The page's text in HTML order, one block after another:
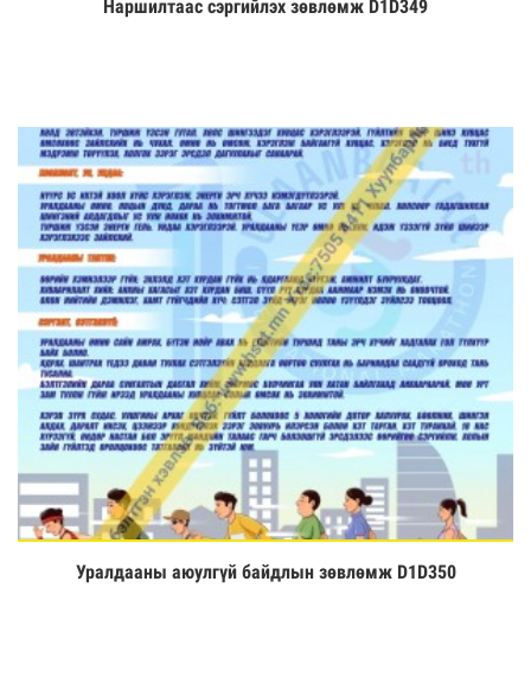
Үзэх
Наршилтаас сэргийлэх зөвлөмж D1D349
Үзэх
Уралдааны аюулгүй байдлын зөвлөмж D1D350